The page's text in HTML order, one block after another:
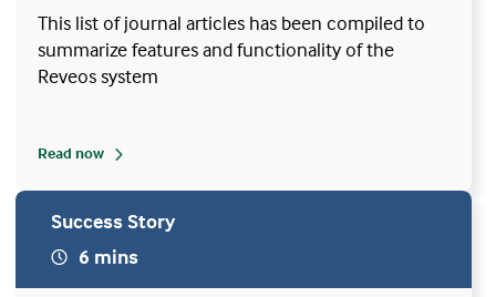
This list of journal articles has been compiled to
summarize features and functionality of the
Reveos system
Read now
Success Story
6 mins